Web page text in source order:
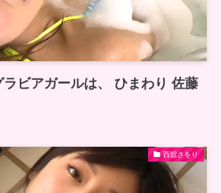
ビアガールは、 ひまわり 佐藤
西舘さをり